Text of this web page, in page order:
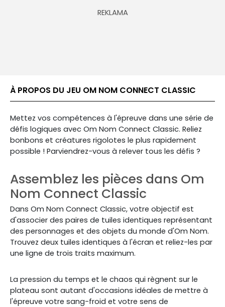
À PROPOS DU JEU OM NOM CONNECT CLASSIC
Mettez vos compétences à l'épreuve dans une série de
défis logiques avec Om Nom Connect Classic. Reliez
bonbons et créatures rigolotes le plus rapidement
possible ! Parviendrez-vous à relever tous les défis ?
Assemblez les pièces dans Om
Nom Connect Classic
Dans Om Nom Connect Classic, votre objectif est
d'associer des paires de tuiles identiques représentant
des personnages et des objets du monde d'Om Nom.
Trouvez deux tuiles identiques à l'écran et reliez-les par
une ligne de trois traits maximum.
La pression du temps et le chaos qui règnent sur le
plateau sont autant d'occasions idéales de mettre à
l'épreuve votre sang-froid et votre sens de